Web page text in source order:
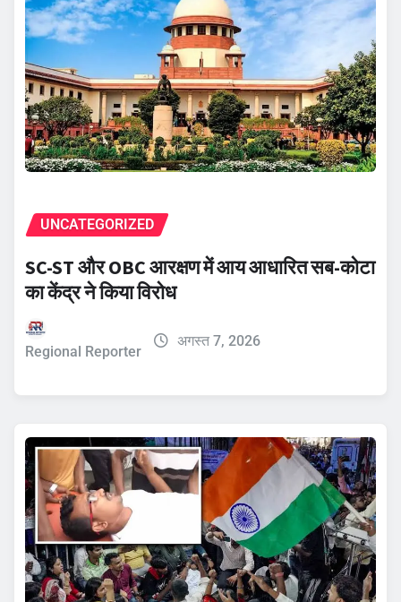
UNCATEGORIZED
SC-ST और OBC आरक्षण में आय आधारित सब-कोटा
का केंद्र ने किया विरोध
Regional Reporter
अगस्त 7, 2026